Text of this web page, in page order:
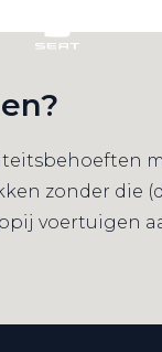
zonder die
voertuigen